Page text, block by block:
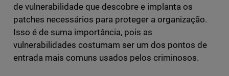
de vulnerabilidade que descobre e implanta os
patches necessários para proteger a organização.
Isso é de suma importância, pois as
vulnerabilidades costumam ser um dos pontos de
entrada mais comuns usados pelos criminosos.